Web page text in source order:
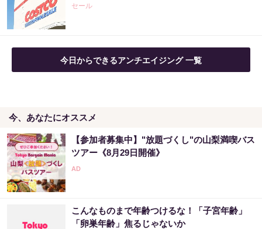
PR（森永乳業）
「気になっていた認知機能が菌で…」森永が
開発。感動の70代続出
【昭和43年以前生まれはロト６この数字を買
うべき】6つの数字が「完全一致」する方...
PR（株式会社MURA）
PR（株式会社MURA）
セール
今日からできるアンチエイジング 一覧
今、あなたにオススメ
【参加者募集中】"放題づくし"の山梨満喫バス
ツアー《8月29日開催》
こんなものまで年齢つけるな！「子宮年齢」
「卵巣年齢」焦るじゃないか